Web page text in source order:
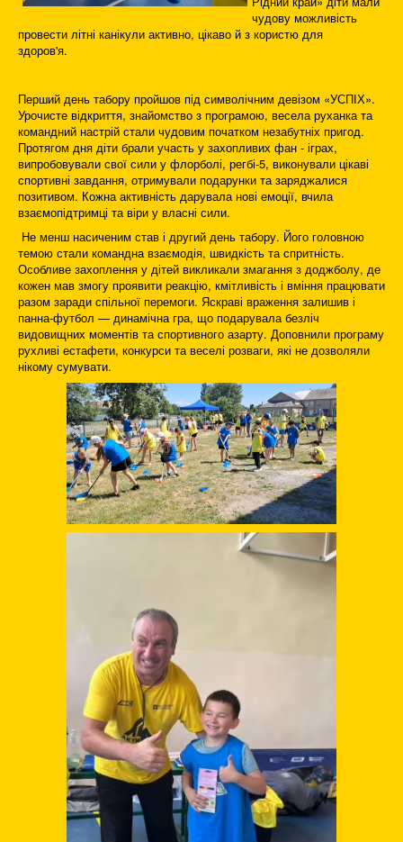
чудову можливість
провести літні канікули активно, цікаво й з користю для
здоров'я.
Перший день табору пройшов під символічним девізом «УСПІХ».
Урочисте відкриття, знайомство з програмою, весела руханка та
командний настрій стали чудовим початком незабутніх пригод.
Протягом дня діти брали участь у захопливих фан - іграх,
випробовували свої сили у флорболі, регбі-5, виконували цікаві
спортивні завдання, отримували подарунки та заряджалися
позитивом. Кожна активність дарувала нові емоції, вчила
взаємопідтримці та віри у власні сили.
Не менш насиченим став і другий день табору. Його головною
темою стали командна взаємодія, швидкість та спритність.
Особливе захоплення у дітей викликали змагання з доджболу, де
кожен мав змогу проявити реакцію, кмітливість і вміння працювати
разом заради спільної перемоги. Яскраві враження залишив і
панна-футбол — динамічна гра, що подарувала безліч
видовищних моментів та спортивного азарту. Доповнили програму
рухливі естафети, конкурси та веселі розваги, які не дозволяли
нікому сумувати.